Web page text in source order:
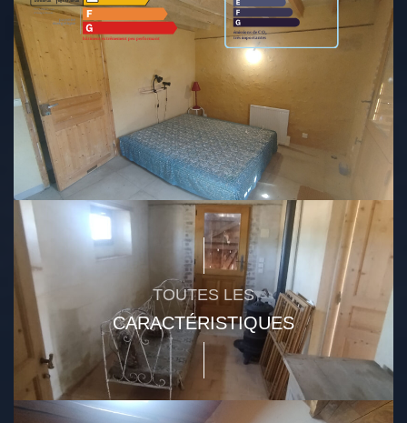
Montant estimé des dépenses annuelles d'énergie pour un usage
standard entre 3820€ et 5230€. indexées aux années 2021,2022
et 2023 (abonnement compris).
Ce bien est soumis à un diagnostic ERP (État des Risques et
Pollutions). Pour en savoir plus, rendez-vous sur
https://www.georisques.gouv.fr/
TOUTES LES
CARACTÉRISTIQUES
GÉNÉRAL